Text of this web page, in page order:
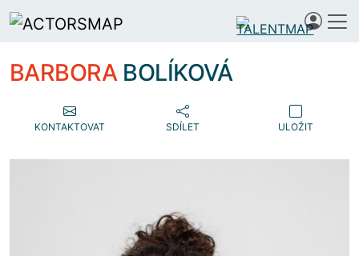
BARBORA BOLÍKOVÁ
KONTAKTOVAT SDÍLET ULOŽIT